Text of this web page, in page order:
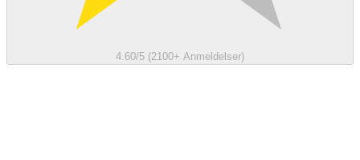
4.60/5 (2100+ Anmeldelser)